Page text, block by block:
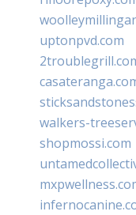
uptonpvd.com
walkers-
shopmossi.com